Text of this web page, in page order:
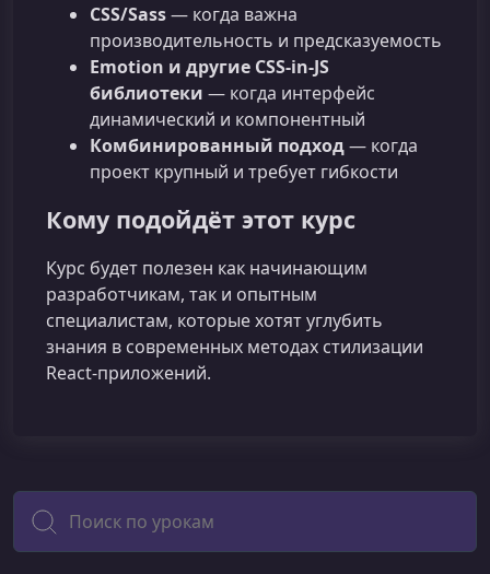
CSS/Sass— когда важна
производительность и предсказуемость
Emotion и другие CSS‑in‑JS
библиотеки — когда интерфейс
динамический и компонентный
Комбинированный подход— когда
проект крупный и требует гибкости
Кому подойдёт этот курс
Курс будет полезен как начинающим
разработчикам, так и опытным
специалистам, которые хотят углубить
знания в современных методах стилизации
React‑приложений.
Поиск